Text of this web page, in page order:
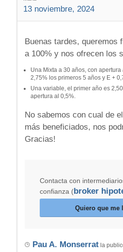
13 noviembre, 2024
Buenas tardes, queremos
a 100% y nos ofrecen los
Una Mixta a 30 años, con apertura
2,75% los primeros 5 años y E +
Una variable, el primer año es
apertura al 0,5%.
No sabemos con cual de
más beneficiados, nos
Gracias!
Contacta con
confianza (broker
Quiero que me
Pau A. Monserratla